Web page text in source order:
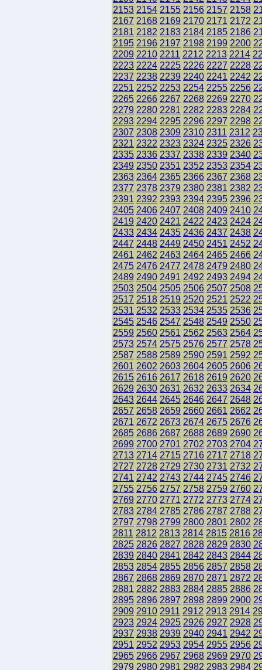
2153 2154 2155 2156 2157 2158
2167 2168 2169 2170 2171 2172
2181 2182 2183 2184 2185 2186
2195 2196 2197 2198 2199 2200
2209 2210 2211 2212 2213 2214
2223 2224 2225 2226 2227 2228
2237 2238 2239 2240 2241 2242
2251 2252 2253 2254 2255 2256
2265 2266 2267 2268 2269 2270
2279 2280 2281 2282 2283 2284
2293 2294 2295 2296 2297 2298
2307 2308 2309 2310 2311 2312
2321 2322 2323 2324 2325 2326
2335 2336 2337 2338 2339 2340
2349 2350 2351 2352 2353 2354
2363 2364 2365 2366 2367 2368
2377 2378 2379 2380 2381 2382
2391 2392 2393 2394 2395 2396
2405 2406 2407 2408 2409 2410
2419 2420 2421 2422 2423 2424
2433 2434 2435 2436 2437 2438
2447 2448 2449 2450 2451 2452
2461 2462 2463 2464 2465 2466
2475 2476 2477 2478 2479 2480
2489 2490 2491 2492 2493 2494
2503 2504 2505 2506 2507 2508
2517 2518 2519 2520 2521 2522
2531 2532 2533 2534 2535 2536
2545 2546 2547 2548 2549 2550
2559 2560 2561 2562 2563 2564
2573 2574 2575 2576 2577 2578
2587 2588 2589 2590 2591 2592
2601 2602 2603 2604 2605 2606
2615 2616 2617 2618 2619 2620
2629 2630 2631 2632 2633 2634
2643 2644 2645 2646 2647 2648
2657 2658 2659 2660 2661 2662
2671 2672 2673 2674 2675 2676
2685 2686 2687 2688 2689 2690
2699 2700 2701 2702 2703 2704
2713 2714 2715 2716 2717 2718
2727 2728 2729 2730 2731 2732
2741 2742 2743 2744 2745 2746
2755 2756 2757 2758 2759 2760
2769 2770 2771 2772 2773 2774
2783 2784 2785 2786 2787 2788
2797 2798 2799 2800 2801 2802
2811 2812 2813 2814 2815 2816
2825 2826 2827 2828 2829 2830
2839 2840 2841 2842 2843 2844
2853 2854 2855 2856 2857 2858
2867 2868 2869 2870 2871 2872
2881 2882 2883 2884 2885 2886
2895 2896 2897 2898 2899 2900
2909 2910 2911 2912 2913 2914
2923 2924 2925 2926 2927 2928
2937 2938 2939 2940 2941 2942
2951 2952 2953 2954 2955 2956
2965 2966 2967 2968 2969 2970
2979 2980 2981 2982 2983 2984